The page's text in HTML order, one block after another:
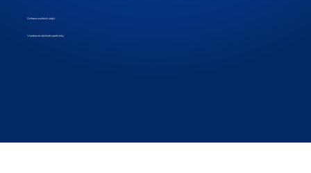
Ochrana osobních údajů
Všeobecné obchodní podmínky